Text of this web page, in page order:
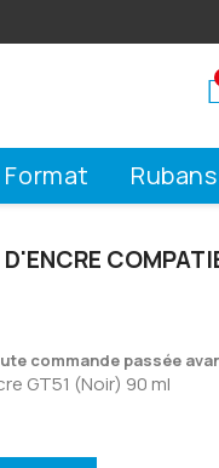
Rubans
commande passée
GT51 (Noir) 90 ml